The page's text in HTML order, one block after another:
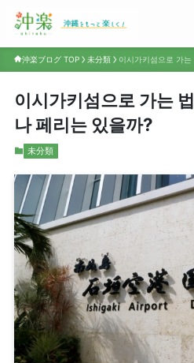
沖楽ブログ TOP 未分類 이시가키섬으로 가
이시가키섬으로 가는
나 페리는 있을까?
未分類